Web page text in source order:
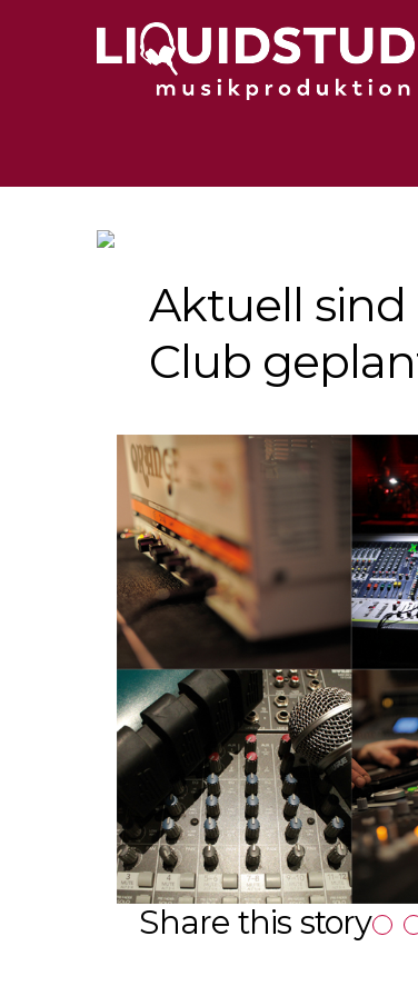
Aktuell
Club
Share this story